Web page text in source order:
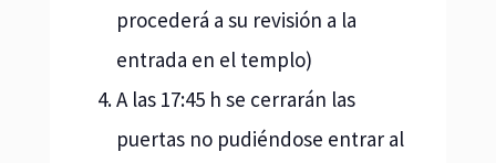
procederá a su revisión a la
entrada en el templo)
A las 17:45 h se cerrarán las
puertas no pudiéndose entrar al